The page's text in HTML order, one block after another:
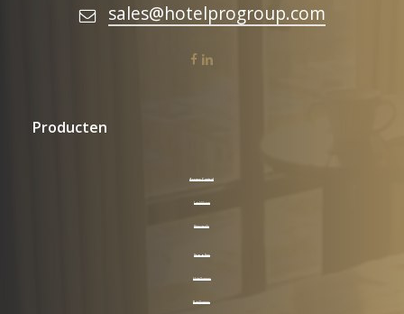
sales@hotelprogroup.com
facebook
linkedin
Producten
Access Control
LockVision
Keycards
Supplies
Hotelkamer
Badkamer